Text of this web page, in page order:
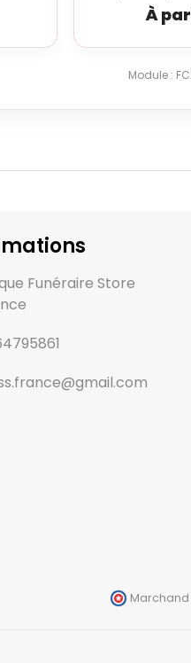
À
Module :
Funéraire Store